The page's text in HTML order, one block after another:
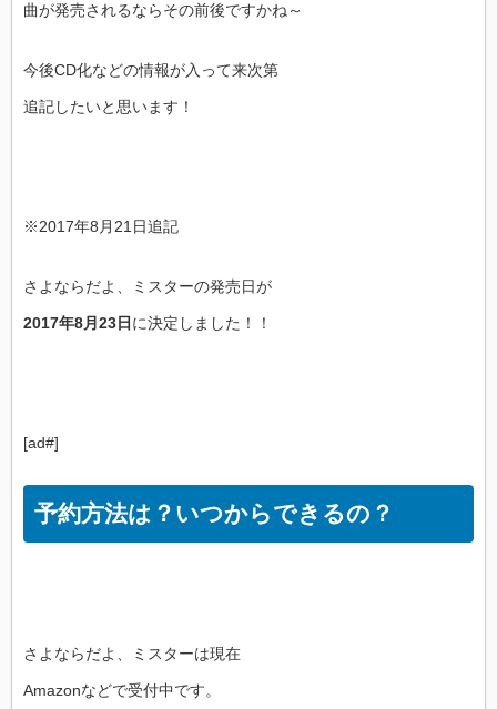
曲が発売されるならその前後ですかね～
今後CD化などの情報が入って来次第
追記したいと思います！
※2017年8月21日追記
さよならだよ、ミスターの発売日が
2017年8月23日 に決定しました！！
[ad#]
予約方法は？いつからできるの？
さよならだよ、ミスターは現在
Amazonなどで受付中です。